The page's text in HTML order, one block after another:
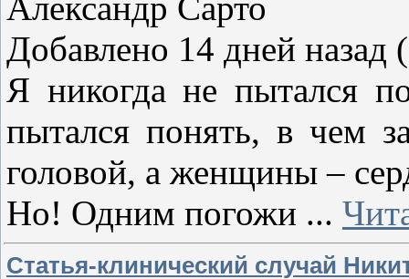
Добавлено 14 дней назад
Я никогда не пытался
пытался понять, в чем
головой, а женщины –
Но! Одним погожи ...
Статья-клинический случай